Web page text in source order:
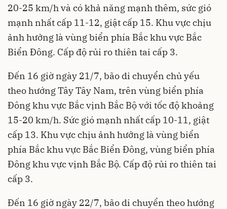
20-25 km/h và có khả năng mạnh thêm, sức gió
mạnh nhất cấp 11-12, giật cấp 15. Khu vực chịu
ảnh hưởng là vùng biển phía Bắc khu vực Bắc
Biển Đông. Cấp độ rủi ro thiên tai cấp 3.
Đến 16 giờ ngày 21/7, bão di chuyển chủ yếu
theo hướng Tây Tây Nam, trên vùng biển phía
Đông khu vực Bắc vịnh Bắc Bộ với tốc độ khoảng
15-20 km/h. Sức gió mạnh nhất cấp 10-11, giật
cấp 13. Khu vực chịu ảnh hưởng là vùng biển
phía Bắc khu vực Bắc Biển Đông, vùng biển phía
Đông khu vực vịnh Bắc Bộ. Cấp độ rủi ro thiên tai
cấp 3.
Đến 16 giờ ngày 22/7, bão di chuyển theo hướng